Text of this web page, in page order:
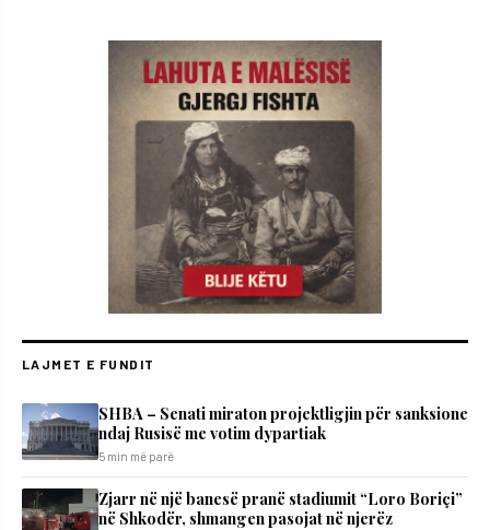
LAJMET E FUNDIT
SHBA – Senati miraton projektligjin për sanksione
ndaj Rusisë me votim dypartiak
5 min më parë
Zjarr në një banesë pranë stadiumit “Loro Boriçi”
në Shkodër, shmangen pasojat në njerëz